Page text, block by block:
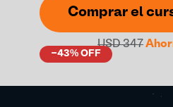
Comprar el
USD 347
-43% OFF